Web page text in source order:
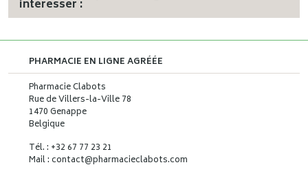
intéresser :
PHARMACIE EN LIGNE AGRÉÉE
Pharmacie Clabots
Rue de Villers-la-Ville 78
1470 Genappe
Belgique
Tél. : +32 67 77 23 21
Mail : contact@pharmacieclabots.com